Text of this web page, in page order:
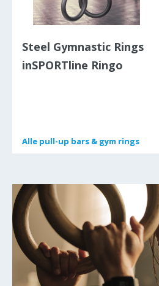
Steel Gymnastic Rings
inSPORTline Ringo
Alle pull-up bars & gym rings
Alle pull-up bars & gym rings